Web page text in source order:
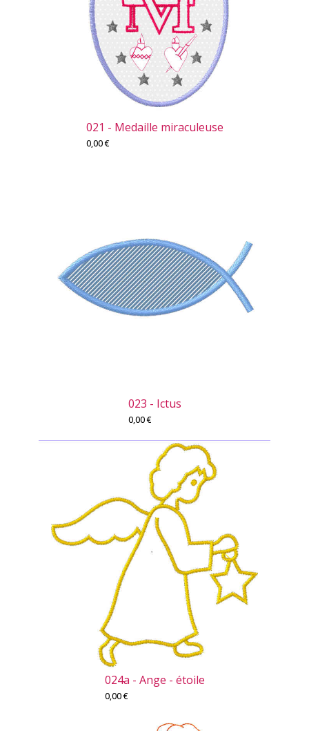
021 - Medaille miraculeuse
0,00€
023 - Ictus
0,00€
024a - Ange - étoile
0,00€